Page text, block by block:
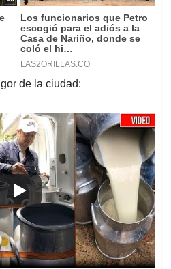
de la ciudad: